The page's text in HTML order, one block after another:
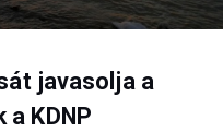
javasolja a
KDNP